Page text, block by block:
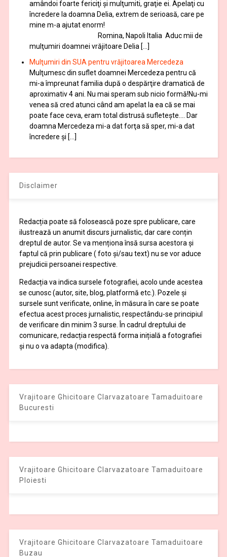
amândoi foarte fericiţi şi mulţumiti, graţie ei. Apelaţi cu
încredere la doamna Delia, extrem de serioasă, care pe
mine m-a ajutat enorm!
Romina, Napoli Italia Aduc mii de
mulţumiri doamnei vrăjitoare Delia […]
Mulţumiri din SUA pentru vrăjitoarea Mercedeza
Mulţumesc din suflet doamnei Mercedeza pentru că
mi-a împreunat familia după o despărţire dramatică de
aproximativ 4 ani. Nu mai speram sub nicio formă!Nu-mi
venea să cred atunci când am apelat la ea că se mai
poate face ceva, eram total distrusă sufleteşte…. Dar
doamna Mercedeza mi-a dat forţa să sper, mi-a dat
încredere şi […]
Disclaimer
Redacția poate să folosească poze spre publicare, care
ilustrează un anumit discurs jurnalistic, dar care conțin
dreptul de autor. Se va menționa însă sursa acestora și
faptul că prin publicare ( foto și/sau text) nu se vor aduce
prejudicii persoanei respective.
Redacția va indica sursele fotografiei, acolo unde acestea
se cunosc (autor, site, blog, platformă etc.). Pozele și
sursele sunt verificate, online, în măsura în care se poate
efectua acest proces jurnalistic, respectându-se principiul
de verificare din minim 3 surse. În cadrul dreptului de
comunicare, redacția respectă forma inițială a fotografiei
și nu o va adapta (modifica).
Vrajitoare Ghicitoare Clarvazatoare Tamaduitoare
Bucuresti
Vrajitoare Ghicitoare Clarvazatoare Tamaduitoare
Ploiesti
Vrajitoare Ghicitoare Clarvazatoare Tamaduitoare
Buzau